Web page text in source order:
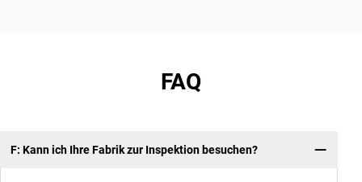
FAQ
F: Kann ich Ihre Fabrik zur Inspektion besuchen?